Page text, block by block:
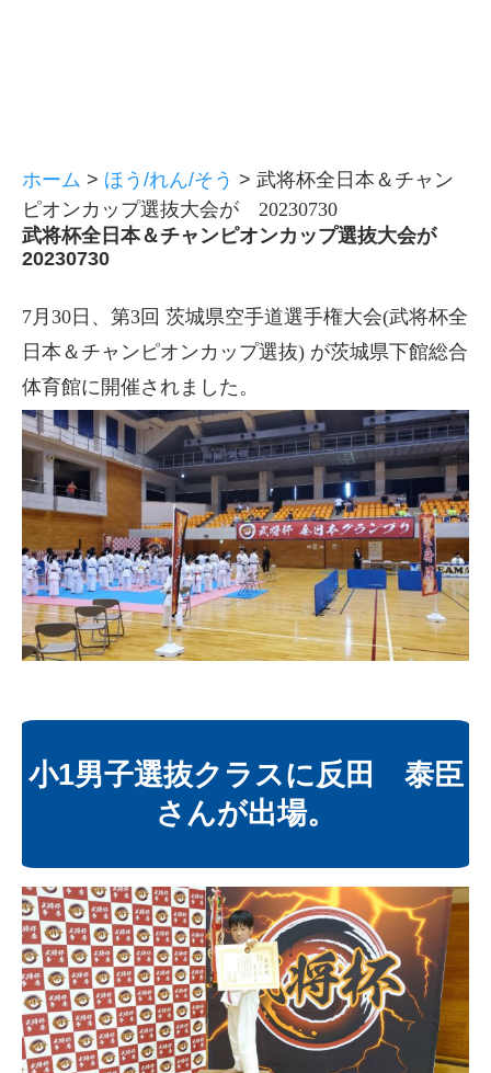
ホーム > ほう/れん/そう > 武将杯全日本＆チャン
ピオンカップ選抜大会が 20230730
武将杯全日本＆チャンピオンカップ選抜大会が
20230730
7月30日、第3回 茨城県空手道選手権大会(武将杯全
日本＆チャンピオンカップ選抜) が茨城県下館総合
体育館に開催されました。
小1男子選抜クラスに反田 泰臣
さんが出場。